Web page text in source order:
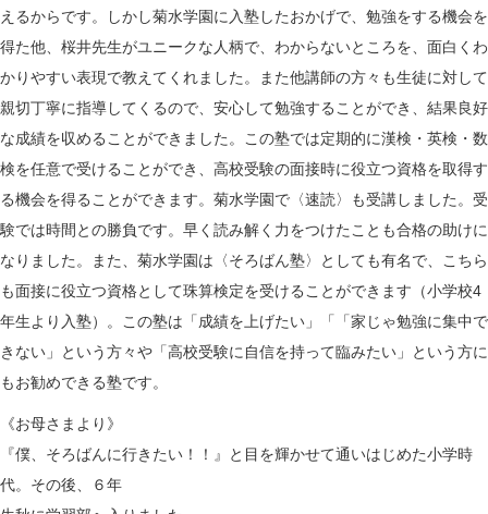
i
o
えるからです。しかし菊水学園に入塾したおかげで、勉強をする機会を
得た他、桜井先生がユニークな人柄で、わからないところを、面白くわ
かりやすい表現で教えてくれました。また他講師の方々も生徒に対して
親切丁寧に指導してくるので、安心して勉強することができ、結果良好
な成績を収めることができました。この塾では定期的に漢検・英検・数
検を任意で受けることができ、高校受験の面接時に役立つ資格を取得す
る機会を得ることができます。菊水学園で〈速読〉も受講しました。受
験では時間との勝負です。早く読み解く力をつけたことも合格の助けに
なりました。また、菊水学園は〈そろばん塾〉としても有名で、こちら
も面接に役立つ資格として珠算検定を受けることができます（小学校4
年生より入塾）。この塾は「成績を上げたい」「「家じゃ勉強に集中で
きない」という方々や「高校受験に自信を持って臨みたい」という方に
もお勧めできる塾です。
《お母さまより》
『僕、そろばんに行きたい！！』と目を輝かせて通いはじめた小学時
代。その後、６年